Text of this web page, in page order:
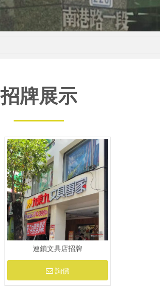
招牌展示
連鎖文具店招牌
詢價